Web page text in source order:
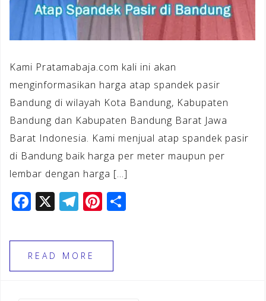
Kami Pratamabaja.com kali ini akan
menginformasikan harga atap spandek pasir
Bandung di wilayah Kota Bandung, Kabupaten
Bandung dan Kabupaten Bandung Barat Jawa
Barat Indonesia. Kami menjual atap spandek pasir
di Bandung baik harga per meter maupun per
lembar dengan harga […]
F
c
e
b
X T
e
gr
a
Pi
te
e
READ MORE